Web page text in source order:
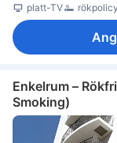
platt-TV
Enkelrum –
Smoking)